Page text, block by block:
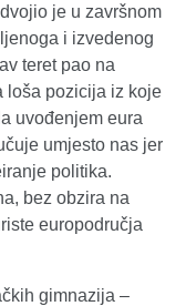
je u završnom
i izvedenog
teret pao na
loša pozicija iz koje
uvođenjem eura
umjesto nas jer
politika.
bez obzira na
europodručja
gimnazija –